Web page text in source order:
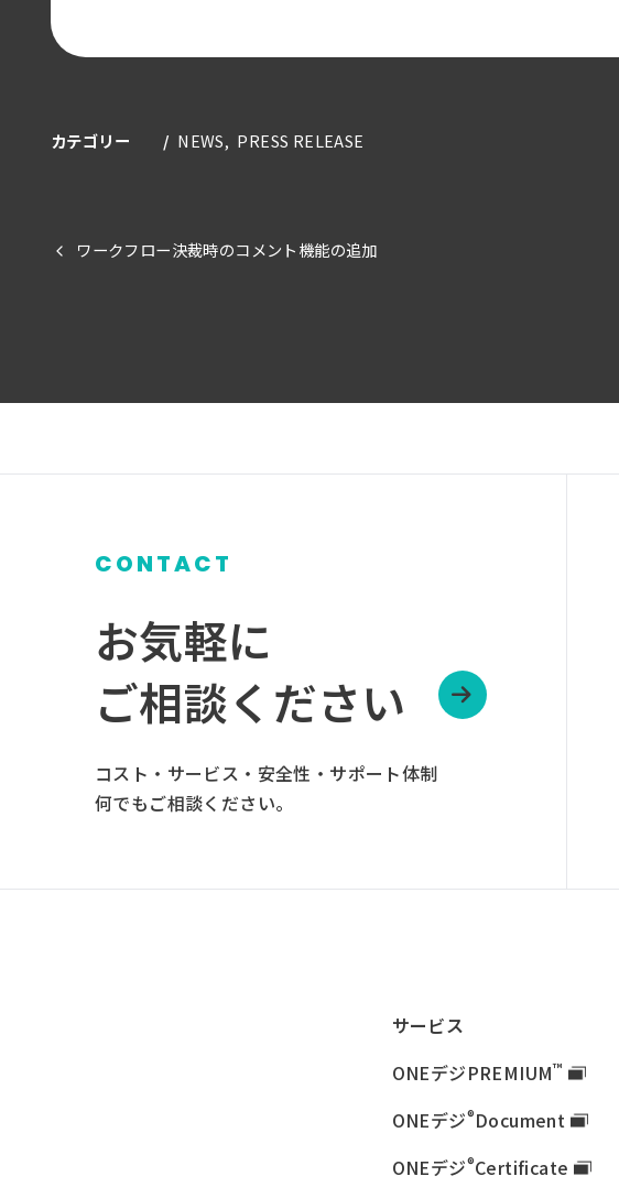
カテゴリー NEWS PRESS RELEASE
ワークフロー決裁時のコメント機能の追加
CONTACT
お気軽に
ご相談ください
コスト・サービス・安全性・サポート体制
何でもご相談ください。
サービス
ONEデジPREMIUM™
ONEデジ®Document
ONEデジ®Certificate